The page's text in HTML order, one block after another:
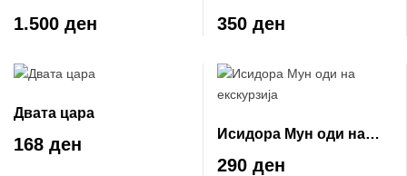
цела година
1.500 ден
роденден
350 ден
Двата цара
168 ден
Исидора Мун оди на
екскурзија
290 ден